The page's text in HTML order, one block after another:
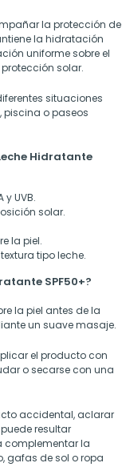
la protección de
la hidratación
uniforme sobre el
solar.
situaciones
o paseos
Hidratante
UVB.
solar.
la piel.
tipo leche.
SPF50+?
la piel antes de la
un suave masaje.
el producto con
o secarse con una
accidental, aclarar
resultar
complementar la
gafas de sol o ropa